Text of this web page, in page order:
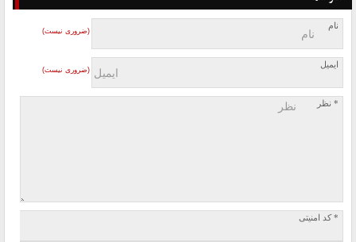
نام
(ضروری نیست)
ایمیل
(ضروری نیست)
* نظر
* کد امنیتی